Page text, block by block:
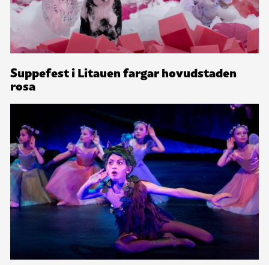
Suppefest i Litauen fargar hovudstaden
rosa